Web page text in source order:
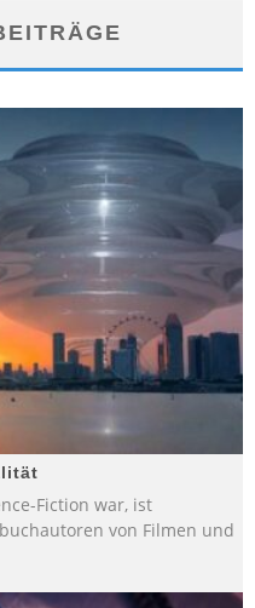
Fiction war, ist
von Filmen und